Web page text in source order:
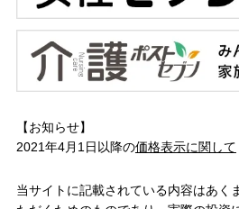
【お知らせ】
2021年4月1日以降の価格表示に関して
当サイトに記載されている内容はあく